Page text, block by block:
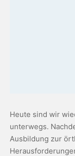
Heute sind wir
unterwegs.
Ausbildung zur